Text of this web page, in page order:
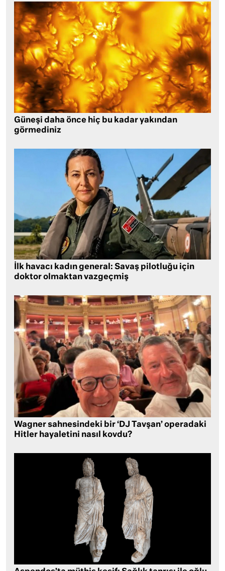
Güneşi daha önce hiç bu kadar yakından
görmediniz
İlk havacı kadın general: Savaş pilotluğu için
doktor olmaktan vazgeçmiş
Wagner sahnesindeki bir ‘DJ Tavşan’ operadaki
Hitler hayaletini nasıl kovdu?